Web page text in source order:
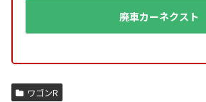
廃車カーネクスト
ワゴンR